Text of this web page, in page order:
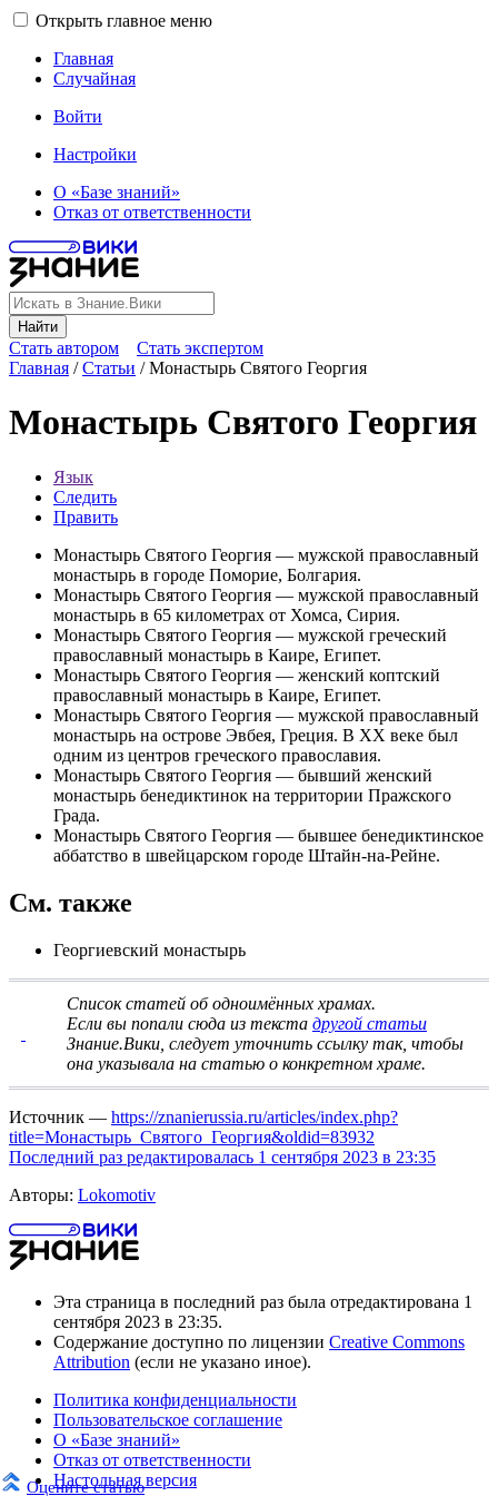
Открыть главное меню
Главная
Случайная
Войти
Настройки
О «Базе знаний»
Отказ от ответственности
Найти
Стать автором Стать экспертом
Оцените статью
Главная /Статьи /Монастырь Святого Георгия
Монастырь Святого Георгия
Язык
Следить
Править
Монастырь Святого Георгия — мужской православный
монастырь в городе Поморие, Болгария.
Монастырь Святого Георгия — мужской православный
монастырь в 65 километрах от Хомса, Сирия.
Монастырь Святого Георгия — мужской греческий
православный монастырь в Каире, Египет.
Монастырь Святого Георгия — женский коптский
православный монастырь в Каире, Египет.
Монастырь Святого Георгия — мужской православный
монастырь на острове Эвбея, Греция. В XX веке был
одним из центров греческого православия.
Монастырь Святого Георгия — бывший женский
монастырь бенедиктинок на территории Пражского
Града.
Монастырь Святого Георгия — бывшее бенедиктинское
аббатство в швейцарском городе Штайн-на-Рейне.
См. также
Георгиевский монастырь
Список статей об одноимённых храмах.
Если вы попали сюда из текста другой статьи
Знание.Вики, следует уточнить ссылку так, чтобы
она указывала на статью о конкретном храме.
Источник — https://znanierussia.ru/articles/index.php?
title=Монастырь_Святого_Георгия&oldid=83932
Последний раз редактировалась 1 сентября 2023 в 23:35
Авторы: Lokomotiv
Эта страница в последний раз была отредактирована 1
сентября 2023 в 23:35.
Содержание доступно по лицензии Creative Commons
Attribution (если не указано иное).
Политика конфиденциальности
Пользовательское соглашение
О «Базе знаний»
Отказ от ответственности
Настольная версия